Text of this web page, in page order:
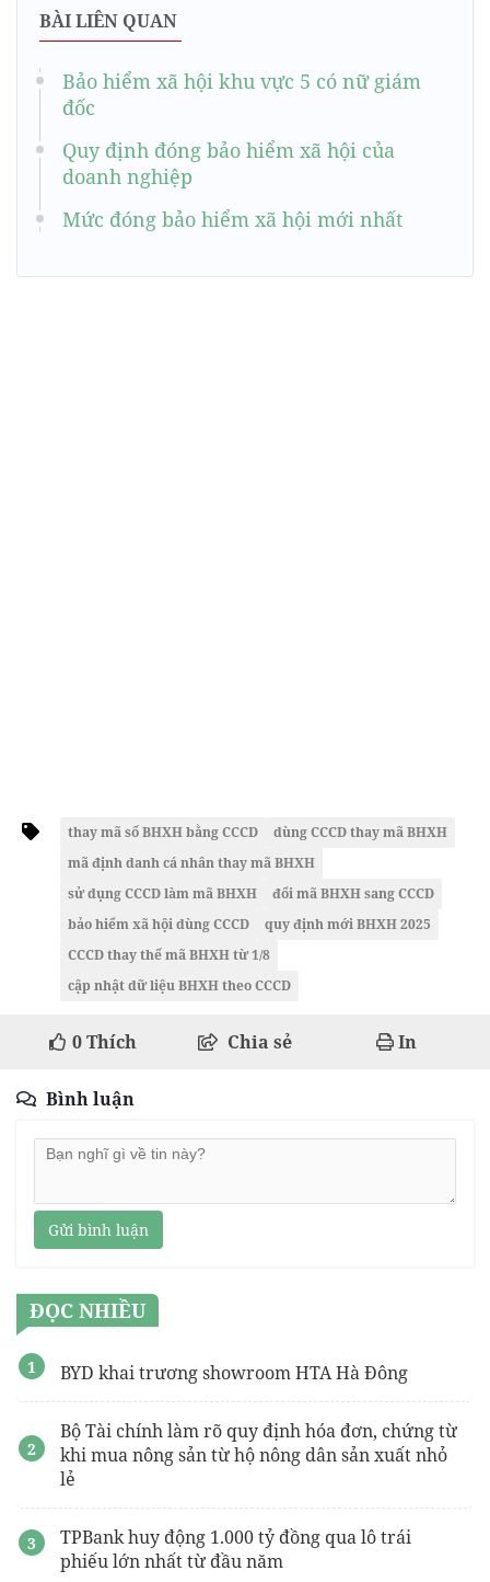
BÀI LIÊN QUAN
Bảo hiểm xã hội khu vực 5 có nữ giám
đốc
Quy định đóng bảo hiểm xã hội của
doanh nghiệp
Mức đóng bảo hiểm xã hội mới nhất
thay mã số BHXH bằng CCCD
dùng CCCD thay mã BHXH
mã định danh cá nhân thay mã BHXH
sử dụng CCCD làm mã BHXH
đổi mã BHXH sang CCCD
bảo hiểm xã hội dùng CCCD
quy định mới BHXH 2025
CCCD thay thế mã BHXH từ 1/8
cập nhật dữ liệu BHXH theo CCCD
0Thích Chia sẻ In
Bình luận
Gửi bình luận
ĐỌC NHIỀU
BYD khai trương showroom HTA Hà Đông
Bộ Tài chính làm rõ quy định hóa đơn, chứng từ
khi mua nông sản từ hộ nông dân sản xuất nhỏ
lẻ
TPBank huy động 1.000 tỷ đồng qua lô trái
phiếu lớn nhất từ đầu năm